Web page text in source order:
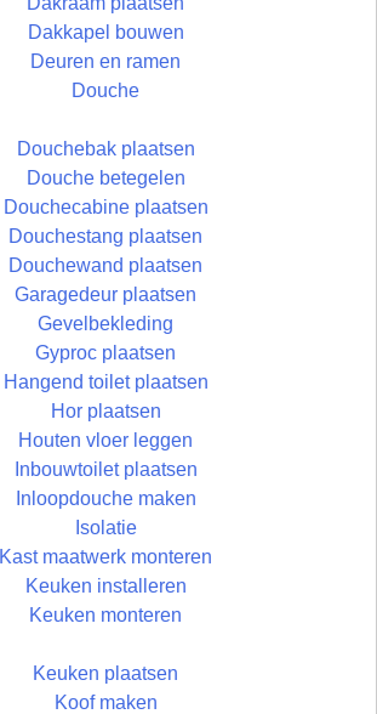
Dakkapel bouwen
Deuren en ramen
Douche
Douchebak plaatsen
Douche betegelen
Douchecabine plaatsen
Douchestang plaatsen
Douchewand plaatsen
Garagedeur plaatsen
Gevelbekleding
Gyproc plaatsen
Hangend toilet plaatsen
Hor plaatsen
Houten vloer leggen
Inbouwtoilet plaatsen
Inloopdouche maken
Isolatie
Kast maatwerk monteren
Keuken installeren
Keuken monteren
Keuken plaatsen
Koof maken